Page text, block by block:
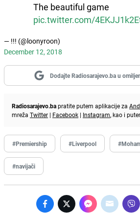
The beautiful game
pic.twitter.com/
— !!! (@loonyroon)
December 12, 2018
Dodajte Radiosarajevo.ba u
Radiosarajevo.bapratite putem aplikacije za
mreža Twitter | Facebook | Instagram, kao i
#Premiership #Liverpool
#navijači